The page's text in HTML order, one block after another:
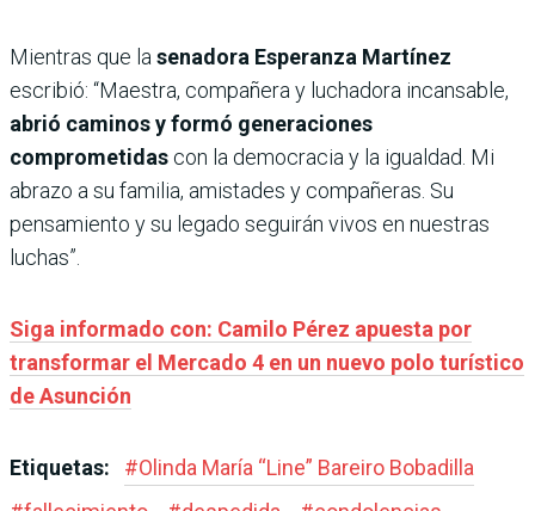
Mientras que lasenadora Esperanza Martínez
escribió: “Maestra, compañera y luchadora incansable,
abrió caminos y formó generaciones
comprometidas con la democracia y la igualdad. Mi
abrazo a su familia, amistades y compañeras. Su
pensamiento y su legado seguirán vivos en nuestras
luchas”.
Siga informado con: Camilo Pérez apuesta por
transformar el Mercado 4 en un nuevo polo turístico
de Asunción
Etiquetas: #Olinda María “Line” Bareiro Bobadilla